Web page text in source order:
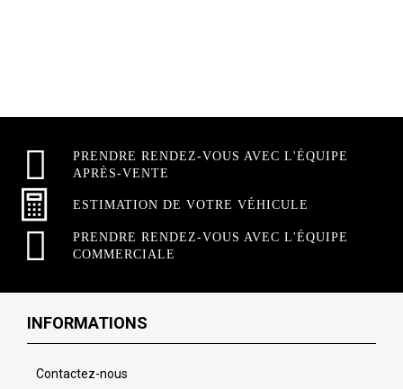
PRENDRE RENDEZ-VOUS AVEC L'ÉQUIPE
APRÈS-VENTE
ESTIMATION DE VOTRE VÉHICULE
PRENDRE RENDEZ-VOUS AVEC L'ÉQUIPE
COMMERCIALE
INFORMATIONS
Contactez-nous